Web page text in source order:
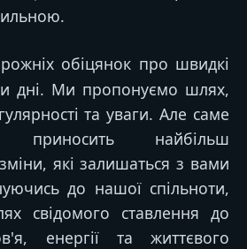
дні. Ми пропонуємо шлях,
та уваги. Але саме
найбільш
які залишаться з вами
до нашої спільноти,
свідомого ставлення до
енергії та життєвого